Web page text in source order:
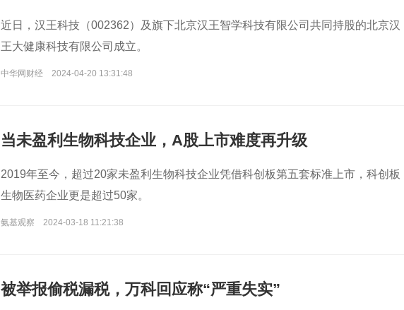
近日，汉王科技（002362）及旗下北京汉王智学科技有限公司共同持股的北京汉
王大健康科技有限公司成立。
中华网财经 2024-04-20 13:31:48
当未盈利生物科技企业，A股上市难度再升级
2019年至今，超过20家未盈利生物科技企业凭借科创板第五套标准上市，科创板
生物医药企业更是超过50家。
氨基观察 2024-03-18 11:21:38
被举报偷税漏税，万科回应称“严重失实”